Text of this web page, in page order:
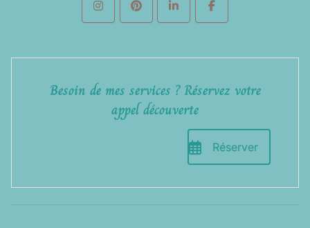
Besoin de mes services ? Réservez votre
appel découverte
Réserver